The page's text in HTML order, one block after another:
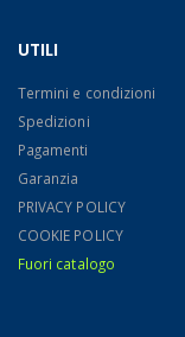
UTILI
Termini e condizioni
Spedizioni
Pagamenti
Garanzia
PRIVACY POLICY
COOKIE POLICY
Fuori catalogo